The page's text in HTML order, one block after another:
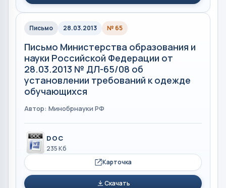
Письмо 28.03.2013 № 65
Письмо Министерства образования и
науки Российской Федерации от
28.03.2013 № ДЛ-65/08 об
установлении требований к одежде
обучающихся
Автор: Минобрнауки РФ
DOC
235 Кб
Карточка
Скачать